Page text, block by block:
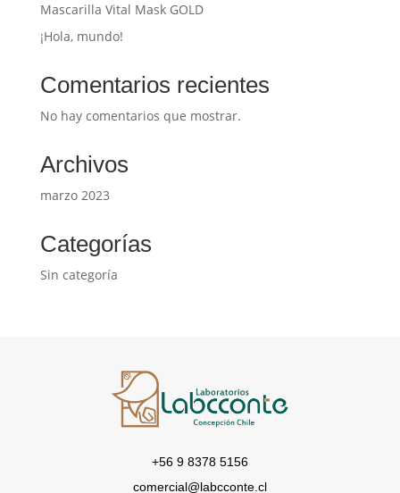
Mascarilla Vital Mask GOLD
¡Hola, mundo!
Comentarios recientes
No hay comentarios que mostrar.
Archivos
marzo 2023
Categorías
Sin categoría
+56 9 8378 5156
comercial@labcconte.cl